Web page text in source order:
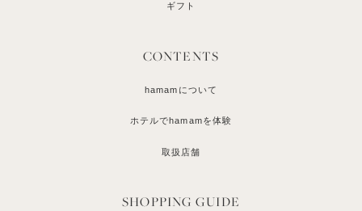
ギフト
CONTENTS
hamamについて
ホテルでhamamを体験
取扱店舗
SHOPPING GUIDE